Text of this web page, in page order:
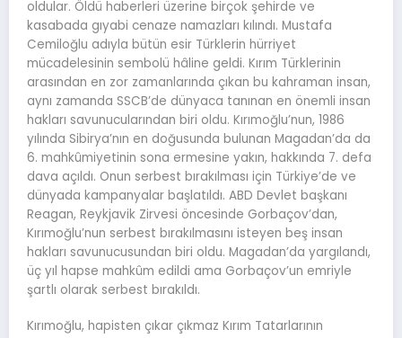
oldular. Öldü haberleri üzerine birçok şehirde ve
kasabada gıyabi cenaze namazları kılındı. Mustafa
Cemiloğlu adıyla bütün esir Türklerin hürriyet
mücadelesinin sembolü hâline geldi. Kırım Türklerinin
arasından en zor zamanlarında çıkan bu kahraman insan,
aynı zamanda SSCB’de dünyaca tanınan en önemli insan
hakları savunucularından biri oldu. Kırımoğlu’nun, 1986
yılında Sibirya’nın en doğusunda bulunan Magadan’da da
6. mahkûmiyetinin sona ermesine yakın, hakkında 7. defa
dava açıldı. Onun serbest bırakılması için Türkiye’de ve
dünyada kampanyalar başlatıldı. ABD Devlet başkanı
Reagan, Reykjavik Zirvesi öncesinde Gorbaçov’dan,
Kırımoğlu’nun serbest bırakılmasını isteyen beş insan
hakları savunucusundan biri oldu. Magadan’da yargılandı,
üç yıl hapse mahkûm edildi ama Gorbaçov’un emriyle
şartlı olarak serbest bırakıldı.
Kırımoğlu, hapisten çıkar çıkmaz Kırım Tatarlarının